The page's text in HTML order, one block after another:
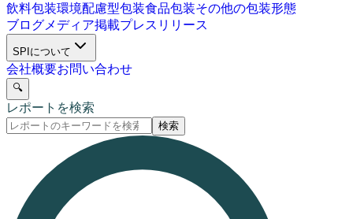
飲料包装環境配慮型包装食品包装その他の包装形態
ブログメディア掲載プレスリリース
SPIについて
会社概要お問い合わせ
🔍
レポートを検索
検索